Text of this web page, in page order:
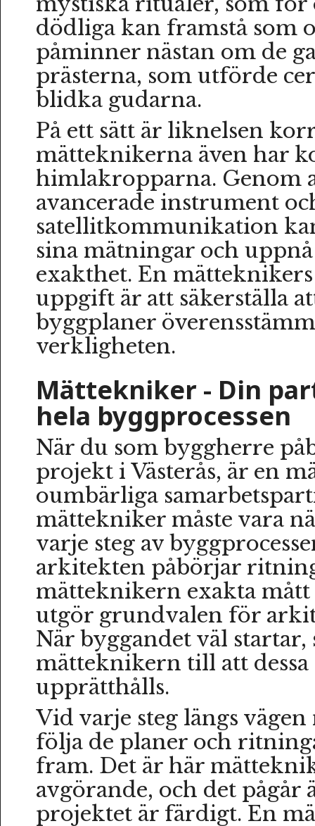
dödliga kan framstå som
påminner nästan om de
prästerna, som utförde
blidka gudarna.
På ett sätt är liknelsen
mätteknikerna även har
himlakropparna. Genom
avancerade instrument
satellitkommunikation
sina mätningar och
exakthet. En
uppgift är att säkerställa
byggplaner
verkligheten.
Mättekniker - Din
hela byggprocessen
När du som byggherre
projekt i Västerås, är en
oumbärliga
mättekniker måste vara
varje steg av
arkitekten påbörjar
mätteknikern exakta mått
utgör grundvalen för
När byggandet väl startar,
mätteknikern till att dessa
upprätthålls.
Vid varje steg längs vägen
följa de planer och
fram. Det är här
avgörande, och det pågår
projektet är färdigt. En